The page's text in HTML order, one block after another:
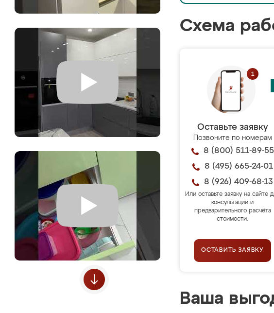
Схема
Оставьте заявку
Позвоните по номерам
8 (800) 511-89-55
8 (495) 665-24-01
8 (926) 409-68-13
Или оставьте заявку на сайте
консультации и
предварительного расчёта
стоимости.
ОСТАВИТЬ ЗАЯВКУ
Ваша